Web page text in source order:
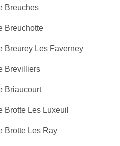
Breuches
Breuchotte
Breurey Les Faverney
Brevilliers
Briaucourt
Brotte Les Luxeuil
Brotte Les Ray